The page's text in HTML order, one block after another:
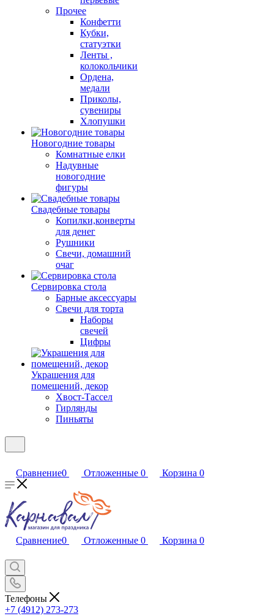
Прочее
Конфетти
Кубки,
статуэтки
Ленты ,
колокольчики
Ордена,
медали
Приколы,
сувениры
Хлопушки
Новогодние товары
Комнатные елки
Надувные
новогодние
фигуры
Свадебные товары
Копилки,конверты
для денег
Рушники
Свечи, домашний
очаг
Сервировка стола
Барные аксессуары
Свечи для торта
Наборы
свечей
Цифры
Украшения для
помещений, декор
Хвост-Тассел
Гирлянды
Пиньяты
Сравнение0 Отложенные 0 Корзина 0
Сравнение0 Отложенные 0 Корзина 0
Телефоны
+7 (4912) 273-273